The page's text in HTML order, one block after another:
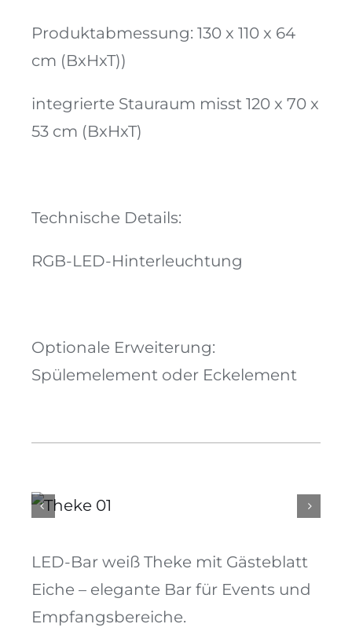
Produktabmessung: 130 x 110 x 64
cm (BxHxT))
integrierte Stauraum misst 120 x 70 x
53 cm (BxHxT)
Technische Details:
RGB-LED-Hinterleuchtung
Optionale Erweiterung:
Spülemelement oder Eckelement
LED-Bar weiß Theke mit Gästeblatt
Eiche – elegante Bar für Events und
Empfangsbereiche.